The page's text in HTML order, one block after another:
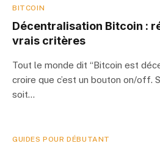
BITCOIN
Décentralisation Bitcoin :
vrais critères
Tout le monde dit “Bitcoin est
croire que c’est un bouton on/off.
soit…
GUIDES POUR DÉBUTANT